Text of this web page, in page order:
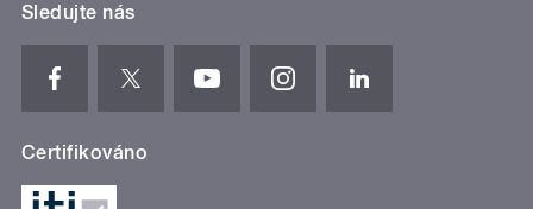
Sledujte nás
Certifikováno